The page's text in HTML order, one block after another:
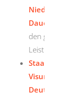
den
Staatenliste
Visumfreiheit
Deutschland